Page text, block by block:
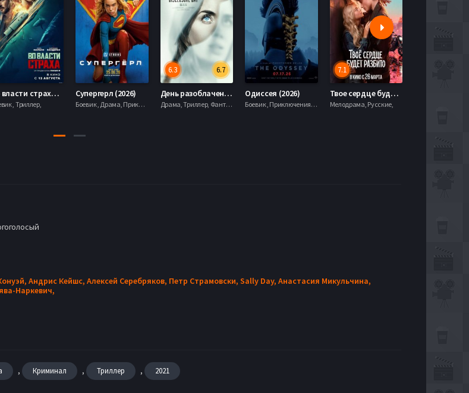
Во власти страха (2026)
, Триллер,
Супергерл (2026)
Боевик , Драма, Приключения, Фантастика,
6.7
6.3
День разоблачения (2026)
Драма, Триллер, Фантастика,
Одиссея (2026)
Боевик , Приключения, Фэнтези,
7.1
Твое сердце будет разбито (2026)
Мелодрама, Русские,
Андрис Кейшс, Алексей Серебряков, Петр Страмовски, Sally Day, Анастасия Микульчина,
Наркевич,
, Криминал , Триллер , 2021